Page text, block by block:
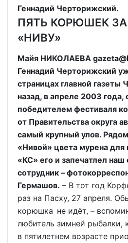
Геннадий Черторижский.
ПЯТЬ КОРЮШЕК
«НИВУ»
Майя НИКОЛАЕВА
Геннадий Черторижский
страницах главной газеты
назад, в апреле 2003 года,
победителем фестиваля
от Правительства округа
самый крупный улов.
«Нивой» цвета мурена
«КС» его и запечатлел
сотрудник –
Гермашов. – В тот год
раз на Пасху, 27 апреля.
корюшка не идёт, –
любитель зимней рыбалки,
в пятилетнем возрасте